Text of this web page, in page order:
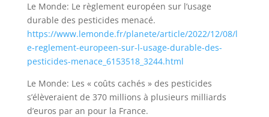
Le Monde: Le règlement européen sur l’usage
durable des pesticides menacé.
https://www.lemonde.fr/planete/article/2022/12/08/l
e-reglement-europeen-sur-l-usage-durable-des-
pesticides-menace_6153518_3244.html
Le Monde: Les « coûts cachés » des pesticides
s’élèveraient de 370 millions à plusieurs milliards
d’euros par an pour la France.